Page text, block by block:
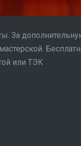
За
или ТЭК